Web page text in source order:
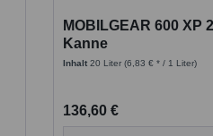
MOBILGEAR 600 XP
Kanne
Inhalt20 Liter(6,83 € * / 1 Liter)
136,60 €